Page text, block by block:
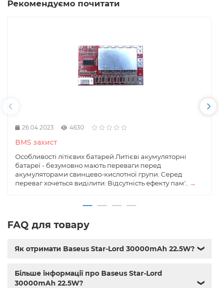
Рекомендуємо почитати
26.04.2023 4630
BMS захист
Особливості літієвих батарей Литієві акумуляторні
батареї - безумовно мають переваги перед
акумуляторами свинцево-кислотної групи. Серед
переваг хочеться виділити: Відсутність ефекту пам'..
→
FAQ для товару
Як отримати Baseus Star-Lord 30000mAh 22.5W? ❯
Більше інформації про Baseus Star-Lord
30000mAh 22.5W?
❯